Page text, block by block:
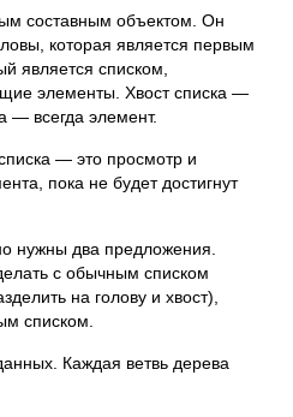
составным объектом. Он
которая является первым
является списком,
элементы. Хвост списка —
— всегда элемент.
— это просмотр и
пока не будет достигнут
нужны два предложения.
с обычным списком
на голову и хвост),
списком.
Каждая ветвь дерева